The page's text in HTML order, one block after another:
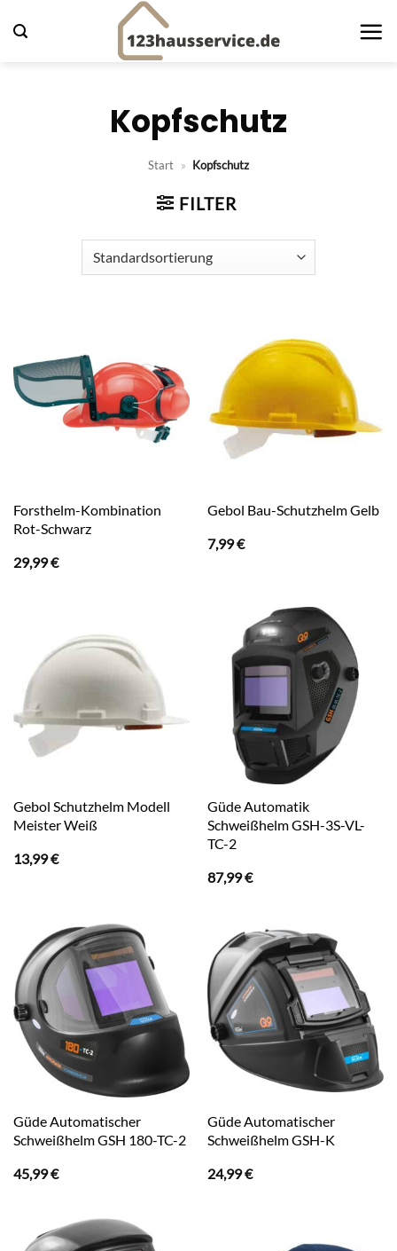
Inhalt
Kopfschutz
Start » Kopfschutz
FILTER
Forsthelm-Kombination
Rot-Schwarz
29,99€
Gebol Bau-Schutzhelm Gelb
7,99€
Gebol Schutzhelm Modell
Meister Weiß
13,99€
Güde Automatik
Schweißhelm GSH-3S-VL-
TC-2
87,99€
Güde Automatischer
Schweißhelm GSH 180-TC-2
45,99€
Güde Automatischer
Schweißhelm GSH-K
24,99€